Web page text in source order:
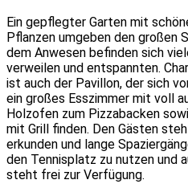
Ein gepflegter Garten mit
Pflanzen umgeben den großen
dem Anwesen befinden sich
verweilen und entspannten.
ist auch der Pavillon, der sich
ein großes Esszimmer mit voll
Holzofen zum Pizzabacken
mit Grill finden. Den Gästen
erkunden und lange
den Tennisplatz zu nutzen und
steht frei zur Verfügung.